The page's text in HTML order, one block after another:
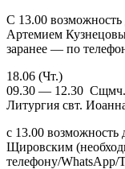
С 13.00
Артемием
заранее — по
18.06 (Чт.)
09.30 — 12.30 Сщмч.
Литургия свт.
с 13.00
Щировским
телефону/WhatsАpp/